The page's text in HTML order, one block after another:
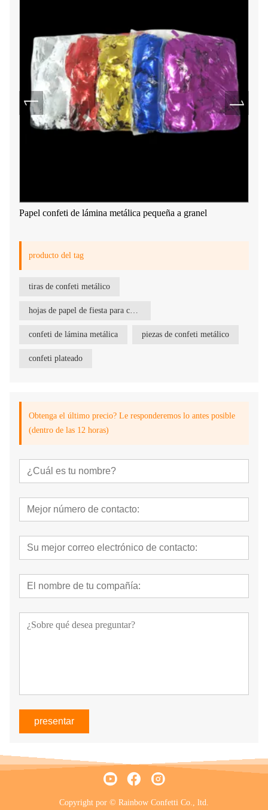
Papel confeti de lámina metálica pequeña a granel
producto del tag
tiras de confeti metálico
confeti de lámina metálica piezas de confeti metálico
confeti plateado
Obtenga el último precio? Le responderemos lo antes posible
(dentro de las 12 horas)
presentar
Copyright por © Rainbow Confetti Co., ltd.